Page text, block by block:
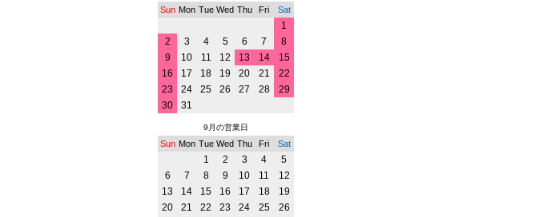
Sun Mon Tue Wed Thu Fri Sat
1
2
3 4 5 6 7
8
9
10 11 12 13 14
15
16
17 18 19 20 21
22
23
24 25 26 27 28
29
30
31
9月の営業日
Sun Mon Tue Wed Thu Fri Sat
1 2 3 4
5
6
7 8 9 10 11
12
13
14 15 16 17 18
19
20
21 22 23 24 25
26